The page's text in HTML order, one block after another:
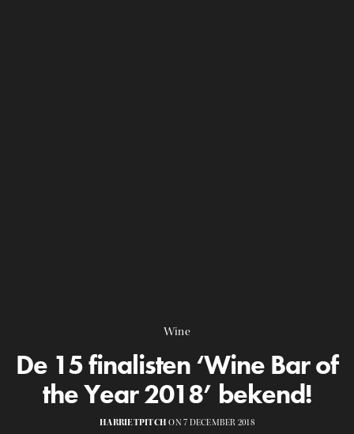
Wine
De 15 finalisten ‘Wine Bar of
the Year 2018’ bekend!
HARRIETPITCH ON 7 DECEMBER 2018